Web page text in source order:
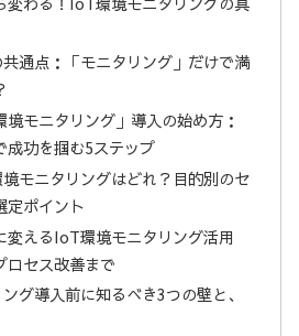
通点：「モニタリング」だけで満
モニタリング」導入の始め方：
成功を掴む5ステップ
モニタリングはどれ？目的別のセ
定ポイント
変えるIoT環境モニタリング活用
ロセス改善まで
グ導入前に知るべき3つの壁と、